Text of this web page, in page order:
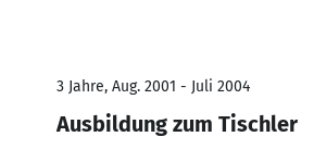
3 Jahre, Aug. 2001 - Juli 2004
Ausbildung zum Tischler